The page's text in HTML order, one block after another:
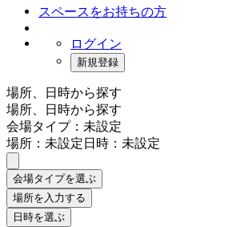
スペースをお持ちの方
ログイン
新規登録
場所、日時から探す
場所、日時から探す
会場タイプ：未設定
場所：未設定日時：未設定
会場タイプを選ぶ
場所を入力する
日時を選ぶ